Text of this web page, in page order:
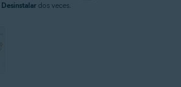
Desinstalar dos veces.